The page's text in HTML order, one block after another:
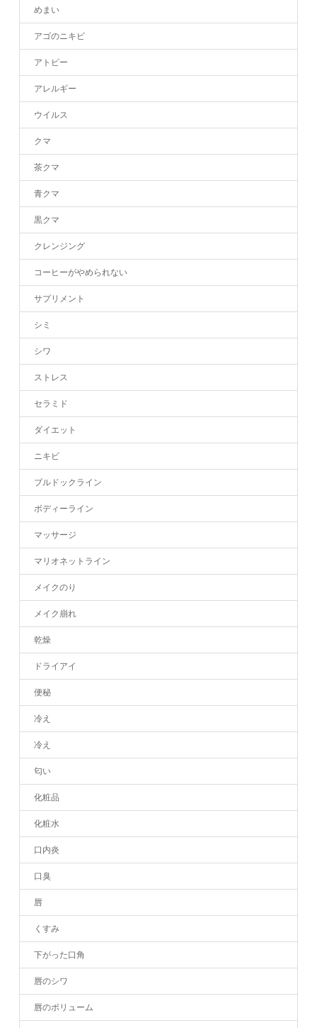
めまい
アゴのニキビ
アトピー
アレルギー
ウイルス
クマ
茶クマ
青クマ
黒クマ
クレンジング
コーヒーがやめられない
サプリメント
シミ
シワ
ストレス
セラミド
ダイエット
ニキビ
ブルドックライン
ボディーライン
マッサージ
マリオネットライン
メイクのり
メイク崩れ
乾燥
ドライアイ
便秘
冷え
冷え
匂い
化粧品
化粧水
口内炎
口臭
唇
くすみ
下がった口角
唇のシワ
唇のボリューム